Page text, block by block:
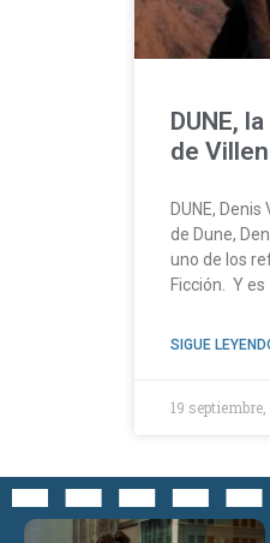
DUNE,
de
DUNE,
de Dune,
uno de los
Ficción. Y es
SIGUE
19 septiembre,